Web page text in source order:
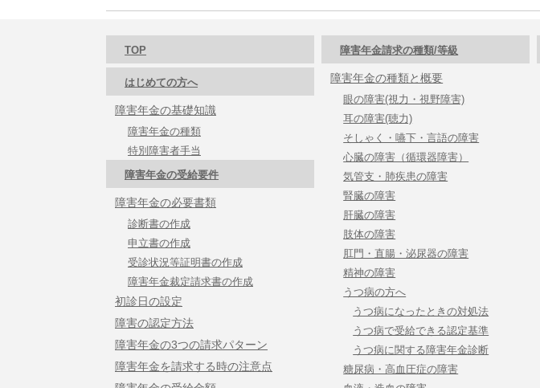
TOP
はじめての方へ
障害年金の基礎知識
障害年金の種類
特別障害者手当
障害年金の受給要件
障害年金の必要書類
診断書の作成
申立書の作成
受診状況等証明書の作成
障害年金裁定請求書の作成
初診日の設定
障害の認定方法
障害年金の3つの請求パターン
障害年金を請求する時の注意点
障害年金請求の種類/等級
障害年金の種類と概要
眼の障害(視力・視野障害)
耳の障害(聴力)
そしゃく・嚥下・言語の障害
心臓の障害（循環器障害）
気管支・肺疾患の障害
腎臓の障害
肝臓の障害
肢体の障害
肛門・直腸・泌尿器の障害
精神の障害
うつ病の方へ
うつ病になったときの対処法
うつ病で受給できる認定基準
うつ病に関する障害年金診断
糖尿病・高血圧症の障害